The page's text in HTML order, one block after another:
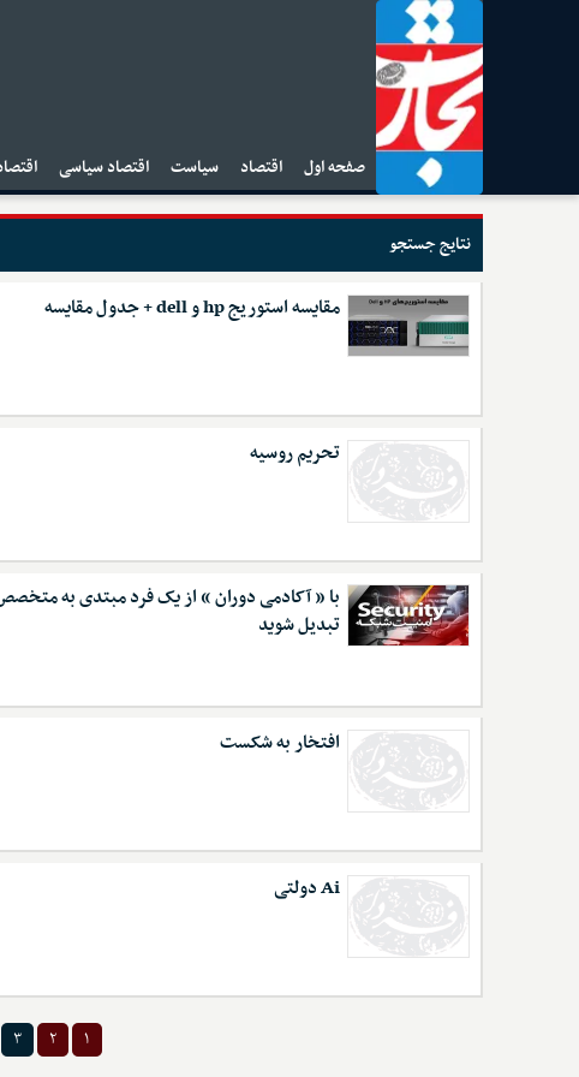
صفحه اول اقتصاد سیاست اقتصاد سیاسی
نتایج جستجو
مقایسه استوریج hp و dell + جدول مقایسه
تحریم روسیه
با « آکادمی دوران » از یک فرد مبتدی به
تبدیل شوید
افتخار به شکست
Ai دولتی
۱ ۲ ۳